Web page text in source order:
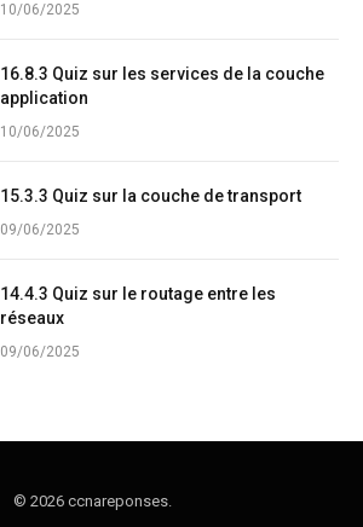
10/06/2025
16.8.3 Quiz sur les services de la couche
application
10/06/2025
15.3.3 Quiz sur la couche de transport
09/06/2025
14.4.3 Quiz sur le routage entre les
réseaux
09/06/2025
© 2026 ccnareponses.